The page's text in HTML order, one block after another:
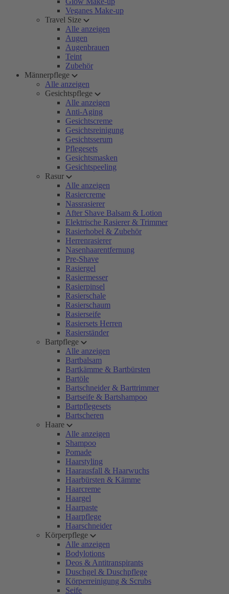
Veganes Make-up
Travel Size
Alle anzeigen
Augen
Augenbrauen
Teint
Zubehör
Männerpflege
Alle anzeigen
Gesichtspflege
Alle anzeigen
Anti-Aging
Gesichtscreme
Gesichtsreinigung
Gesichtsserum
Pflegesets
Gesichtsmasken
Gesichtspeeling
Rasur
Alle anzeigen
Rasiercreme
Nassrasierer
After Shave Balsam & Lotion
Elektrische Rasierer & Trimmer
Rasierhobel & Zubehör
Herrenrasierer
Nasenhaarentfernung
Pre-Shave
Rasiergel
Rasiermesser
Rasierpinsel
Rasierschale
Rasierschaum
Rasierseife
Rasiersets Herren
Rasierständer
Bartpflege
Alle anzeigen
Bartbalsam
Bartkämme & Bartbürsten
Bartöle
Bartschneider & Barttrimmer
Bartseife & Bartshampoo
Bartpflegesets
Bartscheren
Haare
Alle anzeigen
Shampoo
Pomade
Haarstyling
Haarausfall & Haarwuchs
Haarbürsten & Kämme
Haarcreme
Haargel
Haarpaste
Haarpflege
Haarschneider
Körperpflege
Alle anzeigen
Bodylotions
Deos & Antitranspirants
Duschgel & Duschpflege
Körperreinigung & Scrubs
Seife